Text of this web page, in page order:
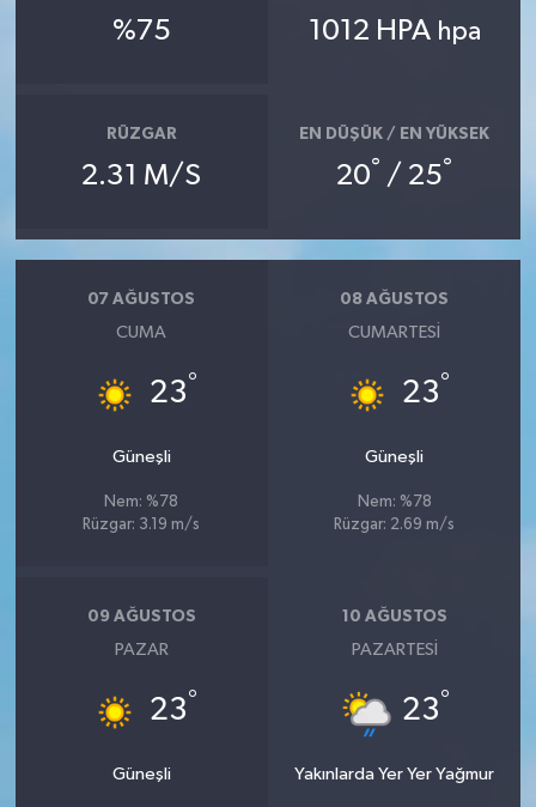
%75 1012 HPA hpa
RÜZGAR
2.31 M/S
EN DÜŞÜK / EN YÜKSEK
20° / 25°
07 AĞUSTOS
CUMA
23°
Güneşli
Nem: %78
Rüzgar: 3.19 m/s
08 AĞUSTOS
CUMARTESI
23°
Güneşli
Nem: %78
Rüzgar: 2.69 m/s
09 AĞUSTOS
PAZAR
23°
Güneşli
10 AĞUSTOS
PAZARTESI
23°
Yakınlarda Yer Yer Yağmur